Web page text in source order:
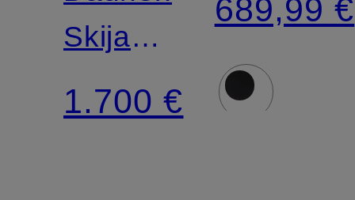
Skijacke
LAMOURA
1.700 €
689,99 €